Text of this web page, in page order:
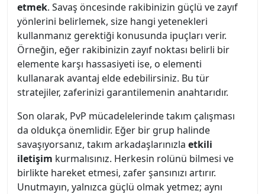
etmek. Savaş öncesinde rakibinizin güçlü ve zayıf
yönlerini belirlemek, size hangi yetenekleri
kullanmanız gerektiği konusunda ipuçları verir.
Örneğin, eğer rakibinizin zayıf noktası belirli bir
elemente karşı hassasiyeti ise, o elementi
kullanarak avantaj elde edebilirsiniz. Bu tür
stratejiler, zaferinizi garantilemenin anahtarıdır.
Son olarak, PvP mücadelelerinde takım çalışması
da oldukça önemlidir. Eğer bir grup halinde
savaşıyorsanız, takım arkadaşlarınızla etkili
iletişim kurmalısınız. Herkesin rolünü bilmesi ve
birlikte hareket etmesi, zafer şansınızı artırır.
Unutmayın, yalnızca güçlü olmak yetmez; aynı